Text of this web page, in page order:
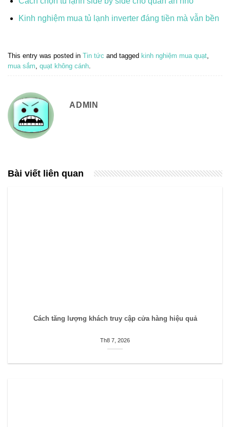
Kinh nghiệm mua tủ lạnh inverter đáng tiền mà vẫn bền
This entry was posted in Tin tức and tagged kinh nghiệm mua quạt,
mua sắm, quạt không cánh.
ADMIN
Bài viết liên quan
Cách tăng lượng khách truy cập cửa hàng hiệu quả
Th8 7, 2026